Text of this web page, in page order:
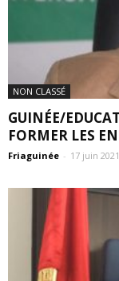
NON CLASSÉ
GUINÉE/
FORMER LES
Friaguinée - 17 juin 2021